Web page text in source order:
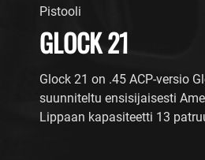
Pistooli
GLOCK 21
Glock 21 on .45 ACP-versio
suunniteltu ensisijaisesti
Lippaan kapasiteetti 13